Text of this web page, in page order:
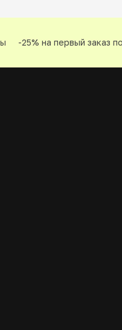
-25% на первый заказ